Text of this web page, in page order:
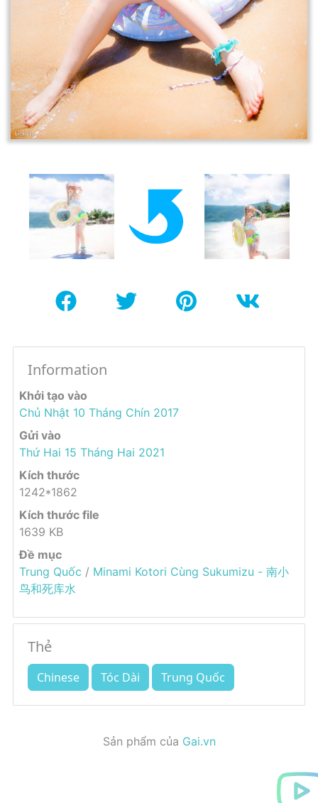
Information
Khởi tạo vào
Chủ Nhật 10 Tháng Chín 2017
Gửi vào
Thứ Hai 15 Tháng Hai 2021
Kích thước
1242*1862
Kích thước file
1639 KB
Đề mục
Trung Quốc / Minami Kotori Cùng Sukumizu - 南小
鸟和死库水
Thẻ
Chinese Tóc Dài Trung Quốc
Sản phẩm của Gai.vn